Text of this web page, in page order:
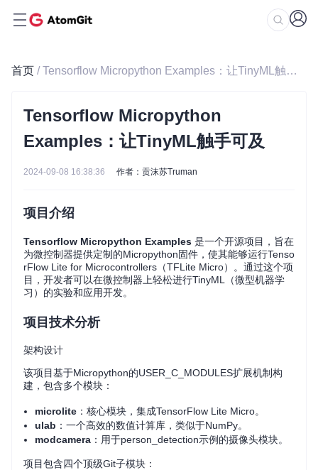
首页 / Tensorflow Micropython Examples：让TinyML触手可及
Tensorflow Micropython
Examples：让TinyML触手可及
2024-09-08 16:38:36 作者：贡沫苏Truman
项目介绍
Tensorflow Micropython Examples 是一个开源项目，旨在
为微控制器提供定制的Micropython固件，使其能够运行Tenso
rFlow Lite for Microcontrollers（TFLite Micro）。通过这个项
目，开发者可以在微控制器上轻松进行TinyML（微型机器学
习）的实验和应用开发。
项目技术分析
架构设计
该项目基于Micropython的USER_C_MODULES扩展机制构
建，包含多个模块：
microlite ：核心模块，集成TensorFlow Lite Micro。
ulab ：一个高效的数值计算库，类似于NumPy。
modcamera ：用于person_detection示例的摄像头模块。
项目包含四个顶级Git子模块：